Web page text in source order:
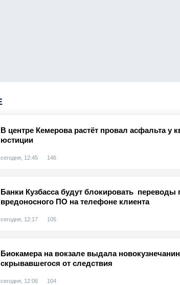
В центре Кемерова растёт провал асфальта у
юстиции
сегодня, 12:45 146
Банки Кузбасса будут блокировать переводы
вредоносного ПО на телефоне клиента
сегодня, 12:17 105
Биокамера на вокзале выдала
скрывавшегося от следствия
сегодня, 12:06 104